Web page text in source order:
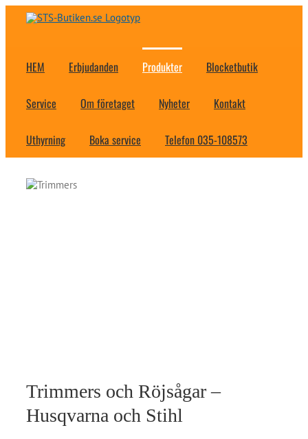
Fortsätt
HEM Erbjudanden Produkter Blocketbutik
Service Om företaget Nyheter Kontakt
Uthyrning Boka service Telefon 035-108573
Trimmers och Röjsågar –
Husqvarna och Stihl